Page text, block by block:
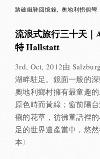
踏破鐵鞋回憶錄 奧地利拐個彎
流浪式旅行三十天｜
特 Hallstatt
3rd, Oct, 2012由
湖畔駐足。鏡面一般的
奧地利鄉村擁有最童趣
原色時而黃綠；窗前陽
襯的花草，彷彿童話裡
足的世界遺產當中，悠
本〉